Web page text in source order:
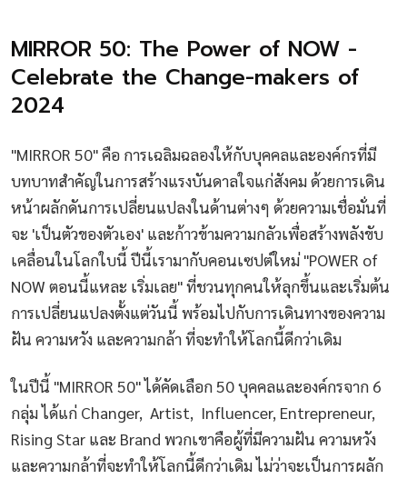
MIRROR 50: The Power of NOW -
Celebrate the Change-makers of
2024
"MIRROR 50" คือ การเฉลิมฉลองให้กับบุคคลและองค์กรที่มี
บทบาทสำคัญในการสร้างแรงบันดาลใจแก่สังคม ด้วยการเดิน
หน้าผลักดันการเปลี่ยนแปลงในด้านต่างๆ ด้วยความเชื่อมั่นที่
จะ 'เป็นตัวของตัวเอง' และก้าวข้ามความกลัวเพื่อสร้างพลังขับ
เคลื่อนในโลกใบนี้ ปีนี้เรามากับคอนเซปต์ใหม่ "POWER of
NOW ตอนนี้แหละ เริ่มเลย" ที่ชวนทุกคนให้ลุกขึ้นและเริ่มต้น
การเปลี่ยนแปลงตั้งแต่วันนี้ พร้อมไปกับการเดินทางของความ
ฝัน ความหวัง และความกล้า ที่จะทำให้โลกนี้ดีกว่าเดิม
ในปีนี้ "MIRROR 50" ได้คัดเลือก 50 บุคคลและองค์กรจาก 6
กลุ่ม ได้แก่ Changer, Artist, Influencer, Entrepreneur,
Rising Star และ Brand พวกเขาคือผู้ที่มีความฝัน ความหวัง
และความกล้าที่จะทำให้โลกนี้ดีกว่าเดิม ไม่ว่าจะเป็นการผลัก